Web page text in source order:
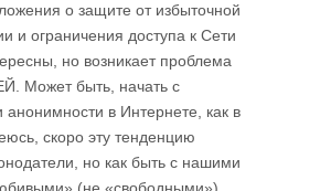
о защите от избыточной
и ограничения доступа к Сети
но возникает проблема
Может быть, начать с
анонимности в Интернете, как в
скоро эту тенденцию
но как быть с нашими